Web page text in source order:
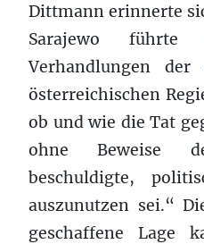
Dittmann erinnerte
Sarajewo führte
Verhandlungen
österreichischen
ob und wie die Tat
ohne Beweise
beschuldigte,
auszunutzen sei.“
geschaffene Lage